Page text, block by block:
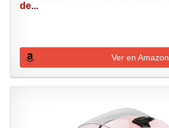
de...
Ver en Amazon